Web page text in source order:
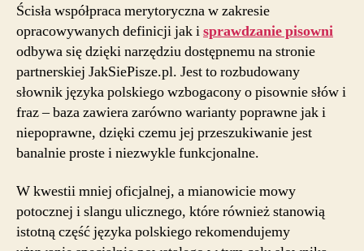
Ścisła współpraca merytoryczna w zakresie
opracowywanych definicji jak isprawdzanie pisowni
odbywa się dzięki narzędziu dostępnemu na stronie
partnerskiej JakSiePisze.pl. Jest to rozbudowany
słownik języka polskiego wzbogacony o pisownie słów i
fraz – baza zawiera zarówno warianty poprawne jak i
niepoprawne, dzięki czemu jej przeszukiwanie jest
banalnie proste i niezwykle funkcjonalne.
W kwestii mniej oficjalnej, a mianowicie mowy
potocznej i slangu ulicznego, które również stanowią
istotną część języka polskiego rekomendujemy